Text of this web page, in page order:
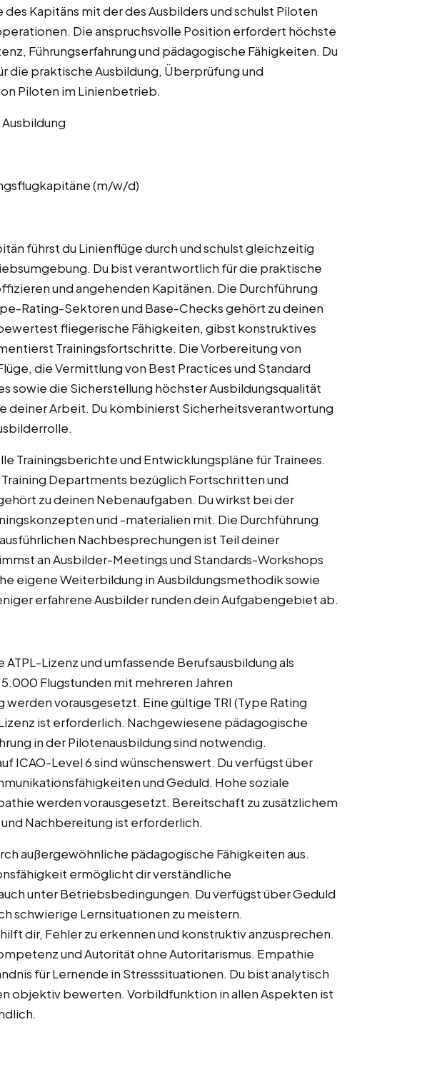
Kapitäns mit der des Ausbilders und schulst Piloten
Die anspruchsvolle Position erfordert höchste
Führungserfahrung und pädagogische Fähigkeiten. Du
die praktische Ausbildung, Überprüfung und
Piloten im Linienbetrieb.
(m/w/d)
führst du Linienflüge durch und schulst gleichzeitig
Du bist verantwortlich für die praktische
und angehenden Kapitänen. Die Durchführung
Rating-Sektoren und Base-Checks gehört zu deinen
fliegerische Fähigkeiten, gibst konstruktives
Trainingsfortschritte. Die Vorbereitung von
die Vermittlung von Best Practices und Standard
sowie die Sicherstellung höchster Ausbildungsqualität
deiner Arbeit. Du kombinierst Sicherheitsverantwortung
Trainingsberichte und Entwicklungspläne für Trainees.
Departments bezüglich Fortschritten und
zu deinen Nebenaufgaben. Du wirkst bei der
und -materialien mit. Die Durchführung
Nachbesprechungen ist Teil deiner
an Ausbilder-Meetings und Standards-Workshops
eigene Weiterbildung in Ausbildungsmethodik sowie
erfahrene Ausbilder runden dein Aufgabengebiet ab.
ATPL-Lizenz und umfassende Berufsausbildung als
Flugstunden mit mehreren Jahren
werden vorausgesetzt. Eine gültige TRI (Type Rating
ist erforderlich. Nachgewiesene pädagogische
in der Pilotenausbildung sind notwendig.
ICAO-Level 6 sind wünschenswert. Du verfügst über
und Geduld. Hohe soziale
werden vorausgesetzt. Bereitschaft zu zusätzlichem
Nachbereitung ist erforderlich.
außergewöhnliche pädagogische Fähigkeiten aus.
ermöglicht dir verständliche
unter Betriebsbedingungen. Du verfügst über Geduld
schwierige Lernsituationen zu meistern.
dir, Fehler zu erkennen und konstruktiv anzusprechen.
und Autorität ohne Autoritarismus. Empathie
für Lernende in Stresssituationen. Du bist analytisch
objektiv bewerten. Vorbildfunktion in allen Aspekten ist